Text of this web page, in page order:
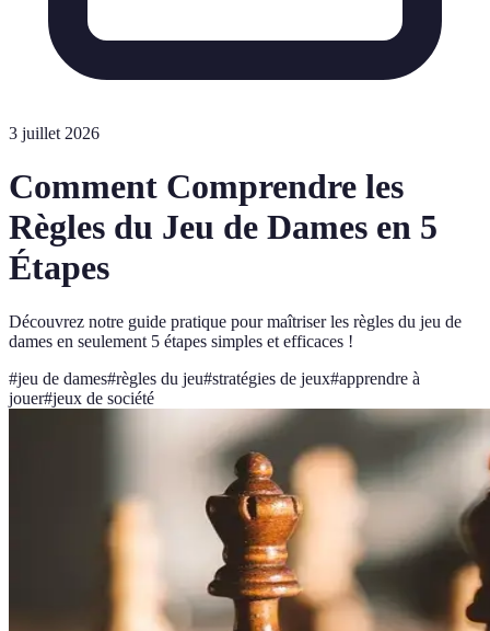
3 juillet 2026
Comment Comprendre les
Règles du Jeu de Dames en 5
Étapes
Découvrez notre guide pratique pour maîtriser les règles du jeu de
dames en seulement 5 étapes simples et efficaces !
#jeu de dames#règles du jeu#stratégies de jeux#apprendre à
jouer#jeux de société